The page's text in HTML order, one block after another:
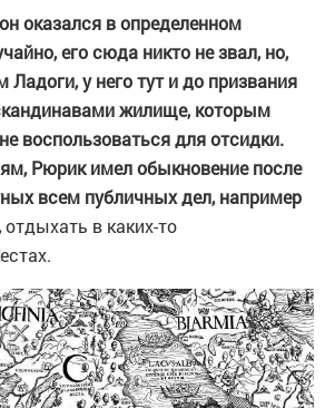
оказался в определенном
его сюда никто не звал, но,
Ладоги, у него тут и до призвания
жилище, которым
воспользоваться для отсидки.
Рюрик имел обыкновение после
всем публичных дел, например
отдыхать в каких-то